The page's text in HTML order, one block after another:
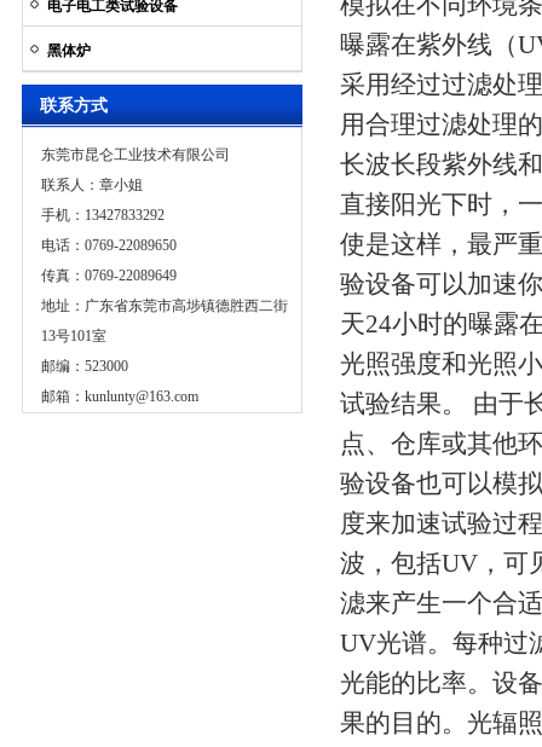
电子电工类试验设备
黑体炉
联系方式
东莞市昆仑工业技术有限公司
联系人：章小姐
手机：13427833292
电话：0769-22089650
传真：0769-22089649
地址：广东省东莞市高埗镇德胜西二街
13号101室
邮编：523000
邮箱： kunlunty@163.com
曝露在紫外线（
采用经过过滤处
用合理过滤处理
长波长段紫外线
直接阳光下时，
使是这样，最严
验设备可以加速
天24小时的曝露
光照强度和光照
试验结果。 由于
点、仓库或其他
验设备也可以模
度来加速试验过
波，包括UV，可
滤来产生一个合
UV光谱。每种过
光能的比率。设
果的目的。光辐